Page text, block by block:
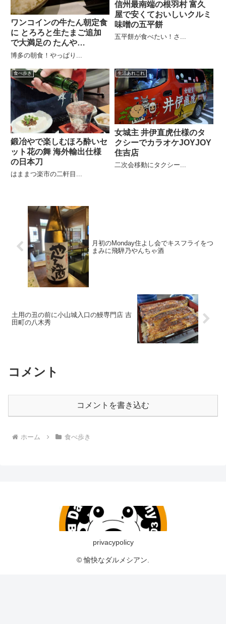
ワンコインの牛たん朝定食
に とろろと生たまご追加
で大満足の たんや
HAKATA
博多の朝食！やっぱり...
信州最南端の根羽村 富久
屋で安くておいしいクルミ
味噌の五平餅
五平餅が食べたい！さ...
食べ歩き
鍛冶やで楽しむほろ酔いセ
ット花の舞 海外輸出仕様
の日本刀
はままつ楽市の二軒目...
生活あれこれ
女城主 井伊直虎仕様のタ
クシーでカラオケJOYJOY
住吉店
二次会移動にタクシー...
月初のMonday住よし会でキスフライをつ
まみに飛騨乃やんちゃ酒
土用の丑の前に小山城入口の鰻専門店 吉
田町の八木秀
コメント
コメントを書き込む
ホーム 食べ歩き
privacypolicy
© 愉快なダルメシアン.